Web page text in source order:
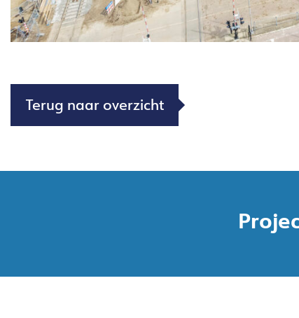
Terug naar overzicht